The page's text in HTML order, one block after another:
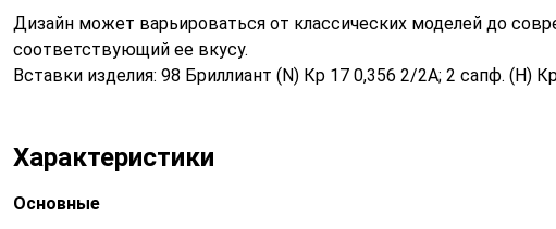
Дизайн может варьироваться от классических моделей до
соответствующий ее вкусу.
Вставки изделия: 98 Бриллиант (N) Кр 17 0,356 2/2А; 2 сапф. (H)
Характеристики
Основные